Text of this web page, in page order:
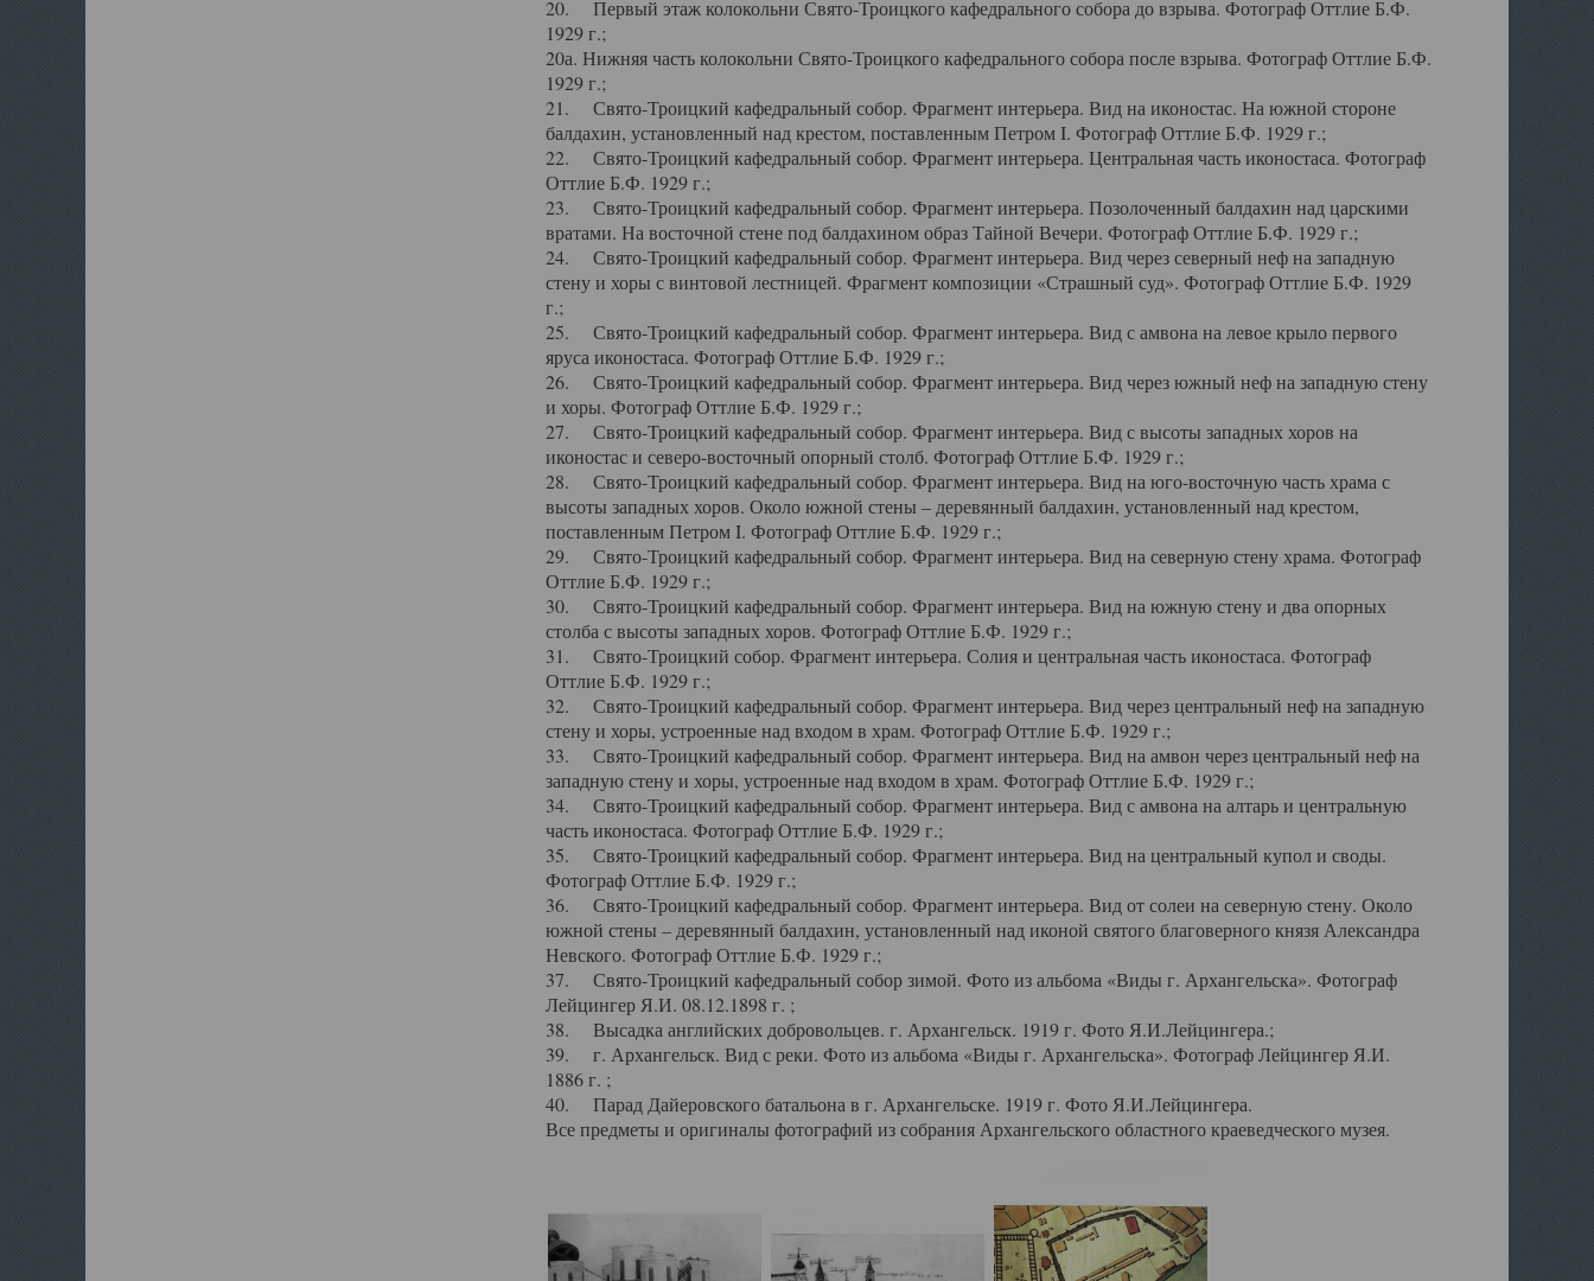
20. Первый этаж колокольни Свято-Троицкого кафедрального собора до взрыва. Фотограф Оттлие Б.Ф.
1929 г.;
20а. Нижняя часть колокольни Свято-Троицкого кафедрального собора после взрыва. Фотограф Оттлие Б.Ф.
1929 г.;
21. Свято-Троицкий кафедральный собор. Фрагмент интерьера. Вид на иконостас. На южной стороне
балдахин, установленный над крестом, поставленным Петром I. Фотограф Оттлие Б.Ф. 1929 г.;
22. Свято-Троицкий кафедральный собор. Фрагмент интерьера. Центральная часть иконостаса. Фотограф
Оттлие Б.Ф. 1929 г.;
23. Свято-Троицкий кафедральный собор. Фрагмент интерьера. Позолоченный балдахин над царскими
вратами. На восточной стене под балдахином образ Тайной Вечери. Фотограф Оттлие Б.Ф. 1929 г.;
24. Свято-Троицкий кафедральный собор. Фрагмент интерьера. Вид через северный неф на западную
стену и хоры с винтовой лестницей. Фрагмент композиции «Страшный суд». Фотограф Оттлие Б.Ф. 1929
г.;
25. Свято-Троицкий кафедральный собор. Фрагмент интерьера. Вид с амвона на левое крыло первого
яруса иконостаса. Фотограф Оттлие Б.Ф. 1929 г.;
26. Свято-Троицкий кафедральный собор. Фрагмент интерьера. Вид через южный неф на западную стену
и хоры. Фотограф Оттлие Б.Ф. 1929 г.;
27. Свято-Троицкий кафедральный собор. Фрагмент интерьера. Вид с высоты западных хоров на
иконостас и северо-восточный опорный столб. Фотограф Оттлие Б.Ф. 1929 г.;
28. Свято-Троицкий кафедральный собор. Фрагмент интерьера. Вид на юго-восточную часть храма с
высоты западных хоров. Около южной стены – деревянный балдахин, установленный над крестом,
поставленным Петром I. Фотограф Оттлие Б.Ф. 1929 г.;
29. Свято-Троицкий кафедральный собор. Фрагмент интерьера. Вид на северную стену храма. Фотограф
Оттлие Б.Ф. 1929 г.;
30. Свято-Троицкий кафедральный собор. Фрагмент интерьера. Вид на южную стену и два опорных
столба с высоты западных хоров. Фотограф Оттлие Б.Ф. 1929 г.;
31. Свято-Троицкий собор. Фрагмент интерьера. Солия и центральная часть иконостаса. Фотограф
Оттлие Б.Ф. 1929 г.;
32. Свято-Троицкий кафедральный собор. Фрагмент интерьера. Вид через центральный неф на западную
стену и хоры, устроенные над входом в храм. Фотограф Оттлие Б.Ф. 1929 г.;
33. Свято-Троицкий кафедральный собор. Фрагмент интерьера. Вид на амвон через центральный неф на
западную стену и хоры, устроенные над входом в храм. Фотограф Оттлие Б.Ф. 1929 г.;
34. Свято-Троицкий кафедральный собор. Фрагмент интерьера. Вид с амвона на алтарь и центральную
часть иконостаса. Фотограф Оттлие Б.Ф. 1929 г.;
35. Свято-Троицкий кафедральный собор. Фрагмент интерьера. Вид на центральный купол и своды.
Фотограф Оттлие Б.Ф. 1929 г.;
36. Свято-Троицкий кафедральный собор. Фрагмент интерьера. Вид от солеи на северную стену. Около
южной стены – деревянный балдахин, установленный над иконой святого благоверного князя Александра
Невского. Фотограф Оттлие Б.Ф. 1929 г.;
37. Свято-Троицкий кафедральный собор зимой. Фото из альбома «Виды г. Архангельска». Фотограф
Лейцингер Я.И. 08.12.1898 г. ;
38. Высадка английских добровольцев. г. Архангельск. 1919 г. Фото Я.И.Лейцингера.;
39. г. Архангельск. Вид с реки. Фото из альбома «Виды г. Архангельска». Фотограф Лейцингер Я.И.
1886 г. ;
40. Парад Дайеровского батальона в г. Архангельске. 1919 г. Фото Я.И.Лейцингера.
Все предметы и оригиналы фотографий из собрания Архангельского областного краеведческого музея.